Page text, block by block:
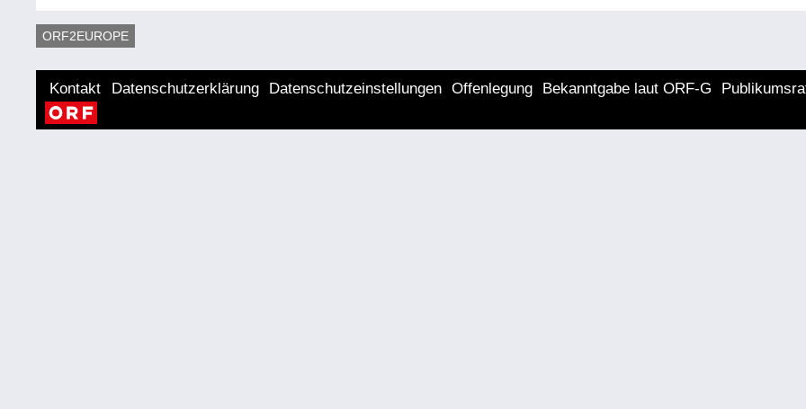
ORF2EUROPE
Kontakt Datenschutzerklärung Datenschutzeinstellungen Offenlegung Bekanntgabe laut ORF-G